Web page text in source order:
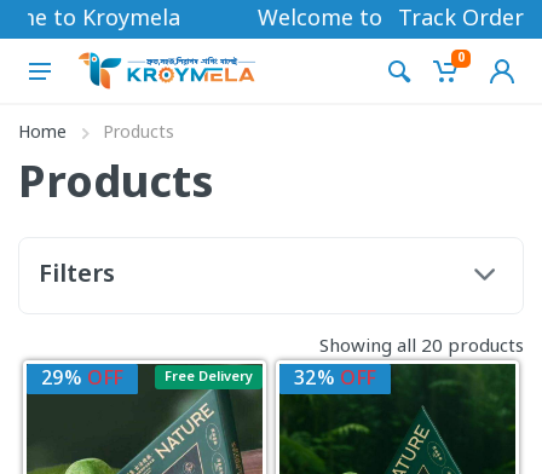
to Kroymela Welcome to Kroymela
Track Order
0
Home Products
Products
Filters
Showing all 20 products
Free Delivery
29% OFF 32% OFF